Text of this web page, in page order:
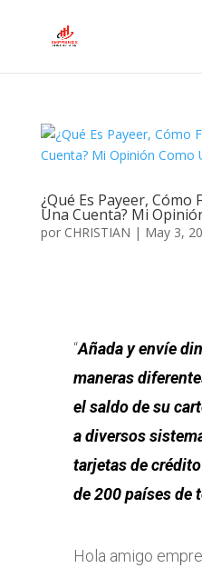
¿Qué Es Payeer,
Una Cuenta? Mi
por CHRISTIAN | May 3,
“Añada y envíe
maneras
el saldo de su
a diversos
tarjetas de
de 200 países de
Hola amigo